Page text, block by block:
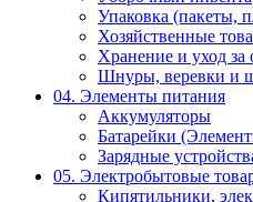
Упаковка (пакеты,
Хозяйственные
Хранение и уход
Шнуры, веревки и
04. Элементы питания
Аккумуляторы
Батарейки
Зарядные
05. Электробытовые
Кипятильники,